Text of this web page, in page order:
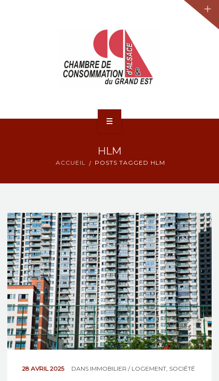
NOS ACTIONS
CONTACT
HLM
ACCUEIL POSTS TAGGED HLM
28 AVRIL 2025 DANS IMMOBILIER / LOGEMENT SOCIÉTÉ